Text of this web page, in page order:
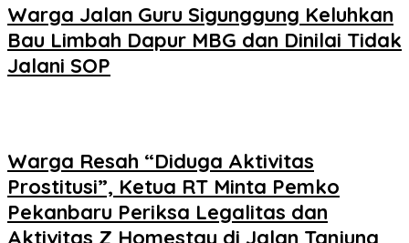
Warga Jalan Guru Sigunggung Keluhkan
Bau Limbah Dapur MBG dan Dinilai Tidak
Jalani SOP
Warga Resah “Diduga Aktivitas
Prostitusi”, Ketua RT Minta Pemko
Pekanbaru Periksa Legalitas dan
Aktivitas Z Homestay di Jalan Tanjung